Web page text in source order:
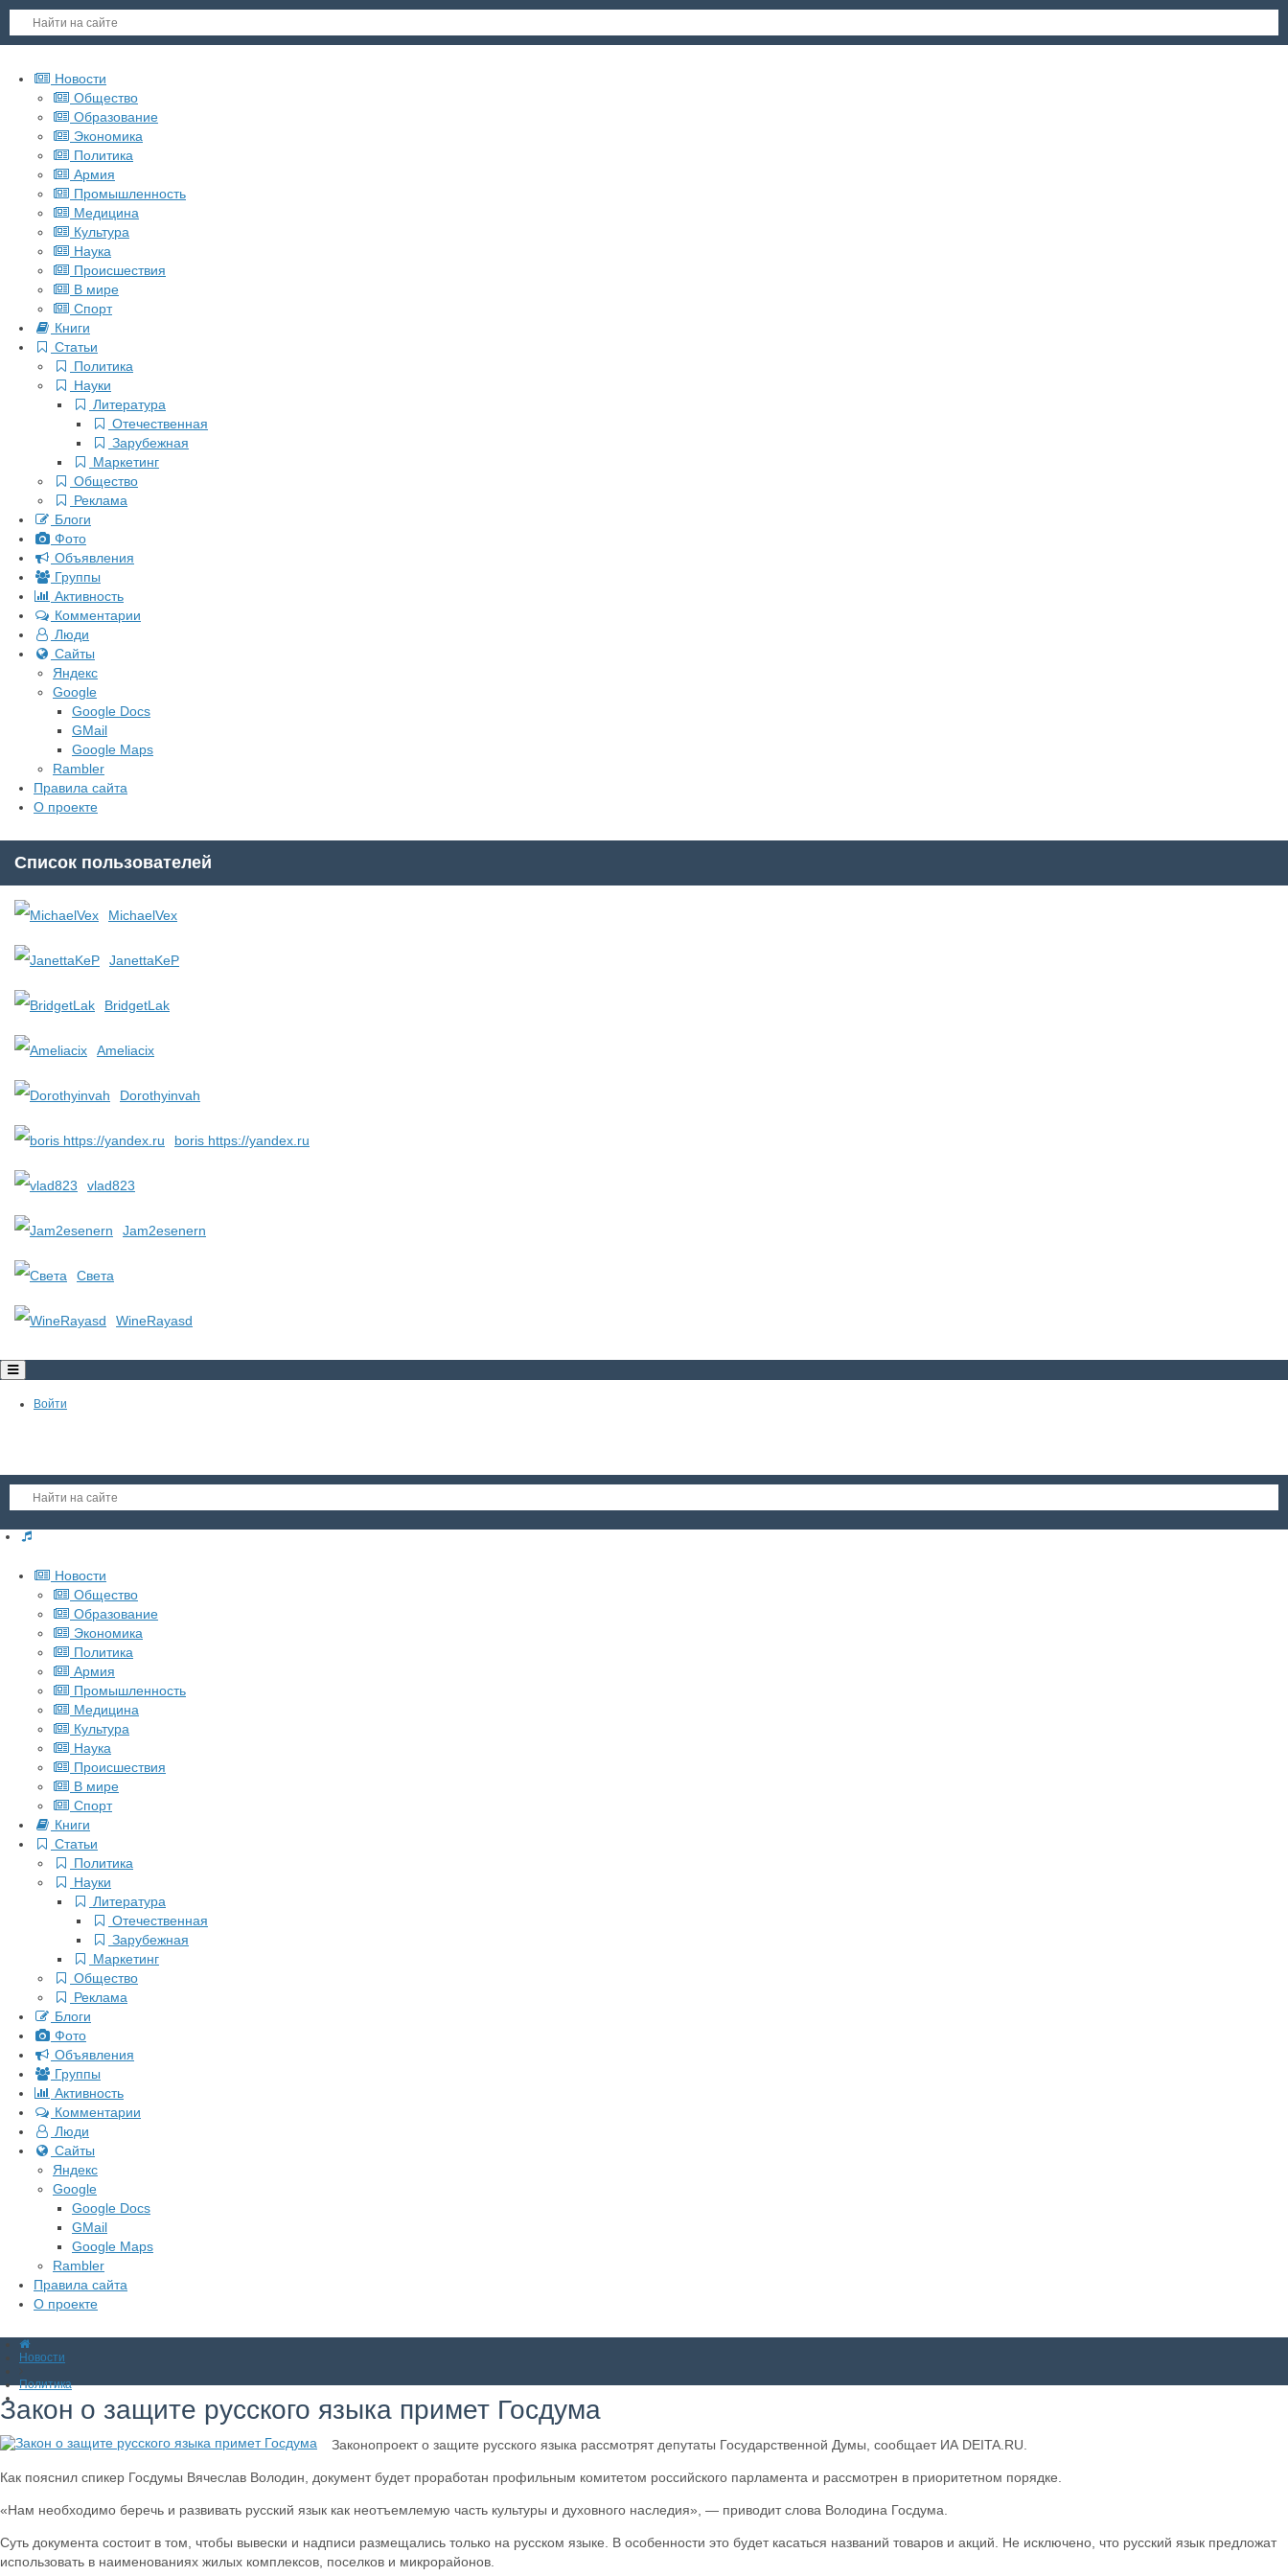
Новости
Общество
Образование
Экономика
Политика
Армия
Промышленность
Медицина
Культура
Наука
Происшествия
В мире
Спорт
Книги
Статьи
Политика
Науки
Литература
Отечественная
Зарубежная
Маркетинг
Общество
Реклама
Блоги
Фото
Объявления
Группы
Активность
Комментарии
Люди
Сайты
Яндекс
Google
Google Docs
GMail
Google Maps
Rambler
Правила сайта
О проекте
Список пользователей
MichaelVex
JanettaKeP
BridgetLak
Ameliacix
Dorothyinvah
boris https://yandex.ru
vlad823
Jam2esenern
Света
WineRayasd
Toggle
navigation
Войти
Гость
Войти
Регистрация
Новости
Общество
Образование
Экономика
Политика
Армия
Промышленность
Медицина
Культура
Наука
Происшествия
В мире
Спорт
Книги
Статьи
Политика
Науки
Литература
Отечественная
Зарубежная
Маркетинг
Общество
Реклама
Блоги
Фото
Объявления
Группы
Активность
Комментарии
Люди
Сайты
Яндекс
Google
Google Docs
GMail
Google Maps
Rambler
Правила сайта
О проекте
Новости
Политика
Закон о защите русского языка примет Госдума
Законопроект о защите русского языка рассмотрят депутаты Государственной Думы, сообщает ИА DEITA.RU.
Как пояснил спикер Госдумы Вячеслав Володин, документ будет проработан профильным комитетом российского парламента и рассмотрен в приоритетном порядке.
«Нам необходимо беречь и развивать русский язык как неотъемлемую часть культуры и духовного наследия», — приводит слова Володина Госдума.
Суть документа состоит в том, чтобы вывески и надписи размещались только на русском языке. В особенности это будет касаться названий товаров и акций. Не исключено, что русский язык предложат
использовать в наименованиях жилых комплексов, поселков и микрорайонов.